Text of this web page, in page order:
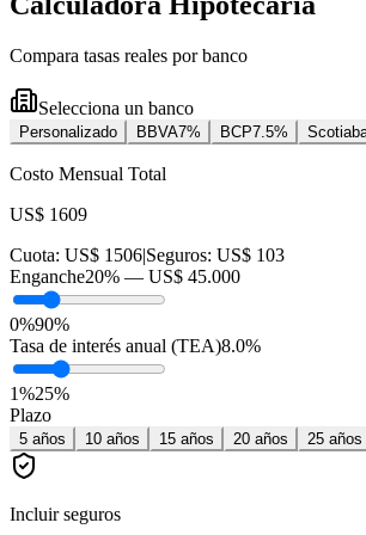
Compara tasas reales por banco
Selecciona un banco
Personalizado BBVA7% BCP7.5%
Costo Mensual Total
US$ 1609
Cuota: US$ 1506|Seguros: US$ 103
Enganche20% — US$ 45.000
0%90%
Tasa de interés anual (TEA)8.0%
1%25%
Plazo
5 años 10 años 15 años 20 años 25 años
Incluir seguros